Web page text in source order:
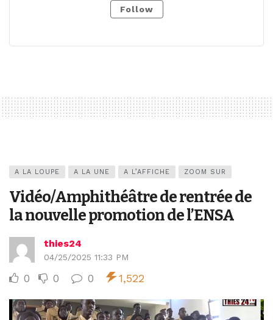
Follow
A LA LOUPE A LA UNE A L’AFFICHE ZOOM SUR
Vidéo/Amphithéâtre de rentrée de
la nouvelle promotion de l’ENSA
thies24
04/25/2025 11:33 PM
0 0 0 1,522